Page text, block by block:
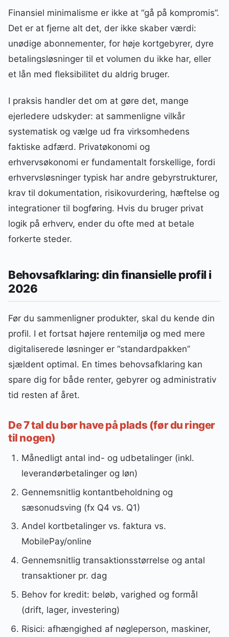
Finansiel minimalisme er ikke at “gå på kompromis”.
Det er at fjerne alt det, der ikke skaber værdi:
unødige abonnementer, for høje kortgebyrer, dyre
betalingsløsninger til et volumen du ikke har, eller
et lån med fleksibilitet du aldrig bruger.
I praksis handler det om at gøre det, mange
ejerledere udskyder: at sammenligne vilkår
systematisk og vælge ud fra virksomhedens
faktiske adfærd. Privatøkonomi og
erhvervsøkonomi er fundamentalt forskellige, fordi
erhvervsløsninger typisk har andre gebyrstrukturer,
krav til dokumentation, risikovurdering, hæftelse og
integrationer til bogføring. Hvis du bruger privat
logik på erhverv, ender du ofte med at betale
forkerte steder.
Behovsafklaring: din finansielle profil i
2026
Før du sammenligner produkter, skal du kende din
profil. I et fortsat højere rentemiljø og med mere
digitaliserede løsninger er “standardpakken”
sjældent optimal. En times behovsafklaring kan
spare dig for både renter, gebyrer og administrativ
tid resten af året.
De 7 tal du bør have på plads (før du ringer
til nogen)
Månedligt antal ind- og udbetalinger (inkl.
leverandørbetalinger og løn)
Gennemsnitlig kontantbeholdning og
sæsonudsving (fx Q4 vs. Q1)
Andel kortbetalinger vs. faktura vs.
MobilePay/online
Gennemsnitlig transaktionsstørrelse og antal
transaktioner pr. dag
Behov for kredit: beløb, varighed og formål
(drift, lager, investering)
Risici: afhængighed af nøgleperson, maskiner,